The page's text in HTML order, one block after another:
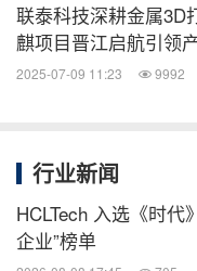
联泰科技深耕金属3D
麒项目晋江启航引领
2025-07-09 11:23 9992
行业新闻
HCLTech 入选《时代
企业”榜单